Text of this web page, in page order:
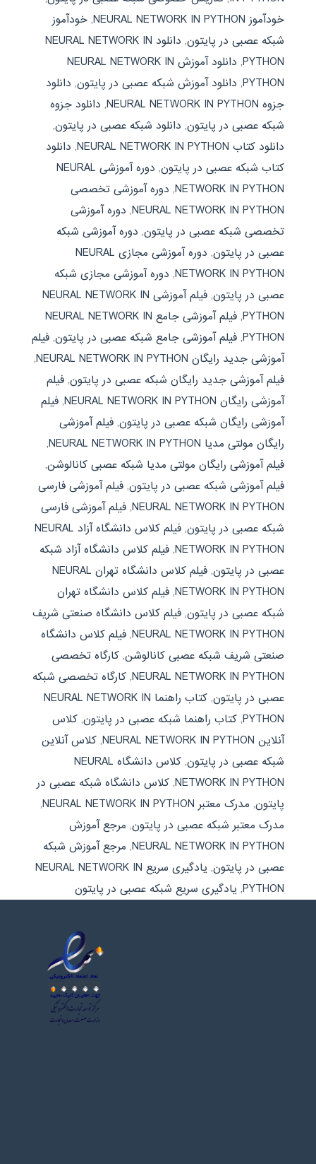
خودآموز NEURAL NETWORK IN PYTHON
, خودآموز
شبکه عصبی در پایتون,
دانلود NEURAL NETWORK IN
PYTHON
,
دانلود آموزش NEURAL NETWORK IN
PYTHON
, دانلود آموزش شبکه عصبی در پایتون, دانلود
جزوه NEURAL NETWORK IN PYTHON
, دانلود جزوه
شبکه عصبی در پایتون, دانلود شبکه عصبی در پایتون,
دانلود کتاب NEURAL NETWORK IN PYTHON
, دانلود
کتاب شبکه عصبی در پایتون,
دوره آموزشی NEURAL
NETWORK IN PYTHON
, دوره آموزشی تخصصی
NEURAL NETWORK IN PYTHON
, دوره آموزشی
تخصصی شبکه عصبی در پایتون, دوره آموزشی شبکه
عصبی در پایتون,
دوره آموزشی مجازی NEURAL
NETWORK IN PYTHON
, دوره آموزشی مجازی شبکه
عصبی در پایتون,
فیلم آموزشی NEURAL NETWORK IN
PYTHON
,
فیلم آموزشی جامع NEURAL NETWORK IN
PYTHON
, فیلم آموزشی جامع شبکه عصبی در پایتون, فیلم
آموزشی جدید رایگان NEURAL NETWORK IN PYTHON
,
فیلم آموزشی جدید رایگان شبکه عصبی در پایتون, فیلم
آموزشی رایگان NEURAL NETWORK IN PYTHON
, فیلم
آموزشی رایگان شبکه عصبی در پایتون, فیلم آموزشی
رایگان مولتی مدیا NEURAL NETWORK IN PYTHON
,
فیلم آموزشی رایگان مولتی مدیا شبکه عصبی کانالوشن,
فیلم آموزشی شبکه عصبی در پایتون, فیلم آموزشی فارسی
NEURAL NETWORK IN PYTHON
, فیلم آموزشی فارسی
شبکه عصبی در پایتون,
فیلم کلاس دانشگاه آزاد NEURAL
NETWORK IN PYTHON
, فیلم کلاس دانشگاه آزاد شبکه
عصبی در پایتون,
فیلم کلاس دانشگاه تهران NEURAL
NETWORK IN PYTHON
, فیلم کلاس دانشگاه تهران
شبکه عصبی در پایتون, فیلم کلاس دانشگاه صنعتی شریف
NEURAL NETWORK IN PYTHON
, فیلم کلاس دانشگاه
صنعتی شریف شبکه عصبی کانالوشن, کارگاه تخصصی
NEURAL NETWORK IN PYTHON
, کارگاه تخصصی شبکه
عصبی در پایتون,
کتاب راهنما NEURAL NETWORK IN
PYTHON
, کتاب راهنما شبکه عصبی در پایتون, کلاس
آنلاین NEURAL NETWORK IN PYTHON
, کلاس آنلاین
شبکه عصبی در پایتون,
کلاس دانشگاه NEURAL
NETWORK IN PYTHON
, کلاس دانشگاه شبکه عصبی در
پایتون, مدرک معتبر NEURAL NETWORK IN PYTHON
,
مدرک معتبر شبکه عصبی در پایتون, مرجع آموزش
NEURAL NETWORK IN PYTHON
, مرجع آموزش شبکه
عصبی در پایتون,
یادگیری سریع NEURAL NETWORK IN
PYTHON
, یادگیری سریع شبکه عصبی در پایتون